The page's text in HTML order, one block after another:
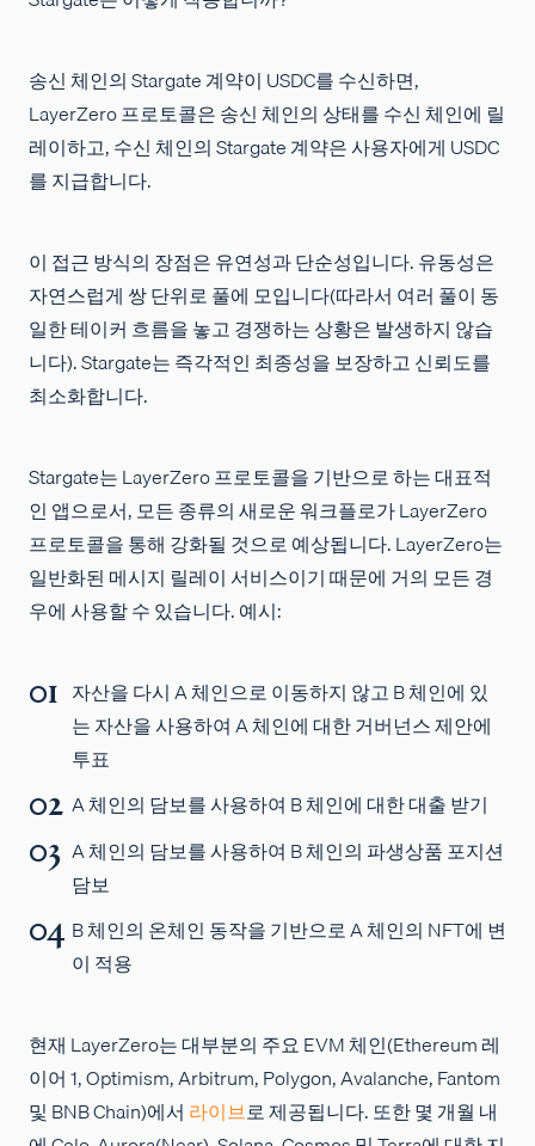
송신 체인의 Stargate 계약이 USDC를 수신하면,
LayerZero 프로토콜은 송신 체인의 상태를 수신 체인에 릴
레이하고, 수신 체인의 Stargate 계약은 사용자에게 USDC
를 지급합니다.
이 접근 방식의 장점은 유연성과 단순성입니다. 유동성은
자연스럽게 쌍 단위로 풀에 모입니다(따라서 여러 풀이 동
일한 테이커 흐름을 놓고 경쟁하는 상황은 발생하지 않습
니다). Stargate는 즉각적인 최종성을 보장하고 신뢰도를
최소화합니다.
Stargate는 LayerZero 프로토콜을 기반으로 하는 대표적
인 앱으로서, 모든 종류의 새로운 워크플로가 LayerZero
프로토콜을 통해 강화될 것으로 예상됩니다. LayerZero는
일반화된 메시지 릴레이 서비스이기 때문에 거의 모든 경
우에 사용할 수 있습니다. 예시:
자산을 다시 A 체인으로 이동하지 않고 B 체인에 있
는 자산을 사용하여 A 체인에 대한 거버넌스 제안에
투표
A 체인의 담보를 사용하여 B 체인에 대한 대출 받기
A 체인의 담보를 사용하여 B 체인의 파생상품 포지션
담보
B 체인의 온체인 동작을 기반으로 A 체인의 NFT에 변
이 적용
현재 LayerZero는 대부분의 주요 EVM 체인(Ethereum 레
이어 1, Optimism, Arbitrum, Polygon, Avalanche, Fantom
및 BNB Chain)에서 라이브로 제공됩니다. 또한 몇 개월 내